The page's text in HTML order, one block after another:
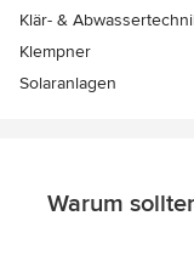
Klär- &
Klempner
Solaranlagen
Warum